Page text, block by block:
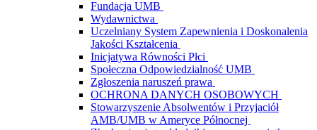
Fundacja UMB
Wydawnictwa
Uczelniany System Zapewnienia i Doskonalenia
Jakości Kształcenia
Inicjatywa Równości Płci
Społeczna Odpowiedzialność UMB
Zgłoszenia naruszeń prawa
OCHRONA DANYCH OSOBOWYCH
Stowarzyszenie Absolwentów i Przyjaciół
AMB/UMB w Ameryce Północnej